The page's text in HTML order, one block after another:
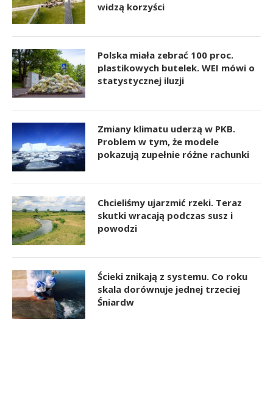
widzą korzyści
Polska miała zebrać 100 proc.
plastikowych butelek. WEI mówi o
statystycznej iluzji
Zmiany klimatu uderzą w PKB.
Problem w tym, że modele
pokazują zupełnie różne rachunki
Chcieliśmy ujarzmić rzeki. Teraz
skutki wracają podczas susz i
powodzi
Ścieki znikają z systemu. Co roku
skala dorównuje jednej trzeciej
Śniardw